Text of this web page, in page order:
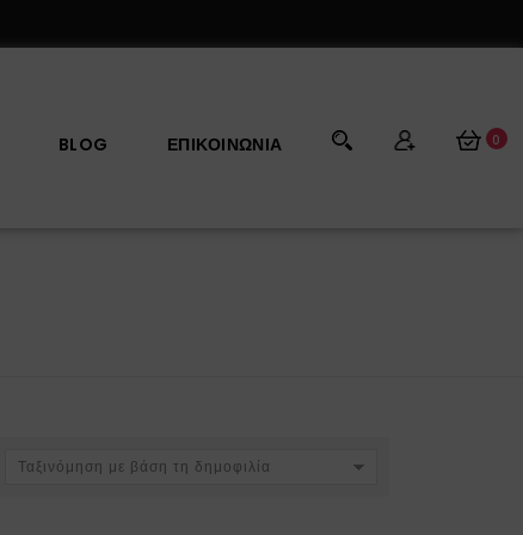
BLOG ΕΠΙΚΟΙΝΩΝΊΑ 0
Ταξινόμηση με βάση τη δημοφιλία